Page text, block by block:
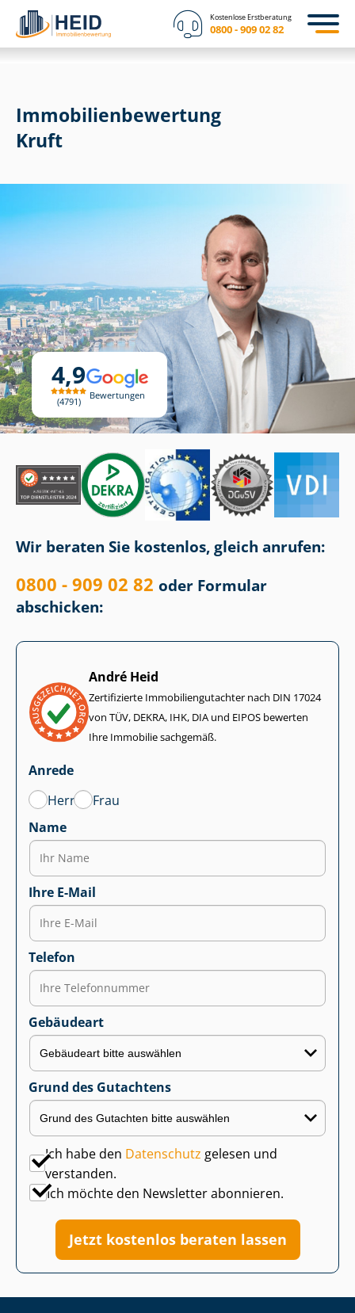
Kostenlose Erstberatung
0800 - 909 02 82
4,9
4791
Bewertungen
Immobilien­bewertung
Kruft
Wir beraten Sie kostenlos, gleich anrufen:
0800 - 909 02 82 oder Formular
abschicken:
André Heid
Zertifizierte Im­mo­bi­li­en­gut­ach­ter nach DIN 17024
von TÜV, DEKRA, IHK, DIA und EIPOS bewerten
Ihre Immobilie sachgemäß.
Anrede
Herr
Frau
Name
Ihre E-Mail
Telefon
Gebäudeart
Grund des Gutachtens
Ich habe den Datenschutz gelesen und
verstanden.
Ich möchte den Newsletter abonnieren.
Jetzt kostenlos beraten lassen